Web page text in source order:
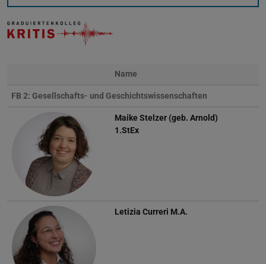
Name
FB 2: Gesellschafts- und Geschichtswissenschaften
Maike Stelzer (geb. Arnold)
1.StEx
Letizia Curreri M.A.